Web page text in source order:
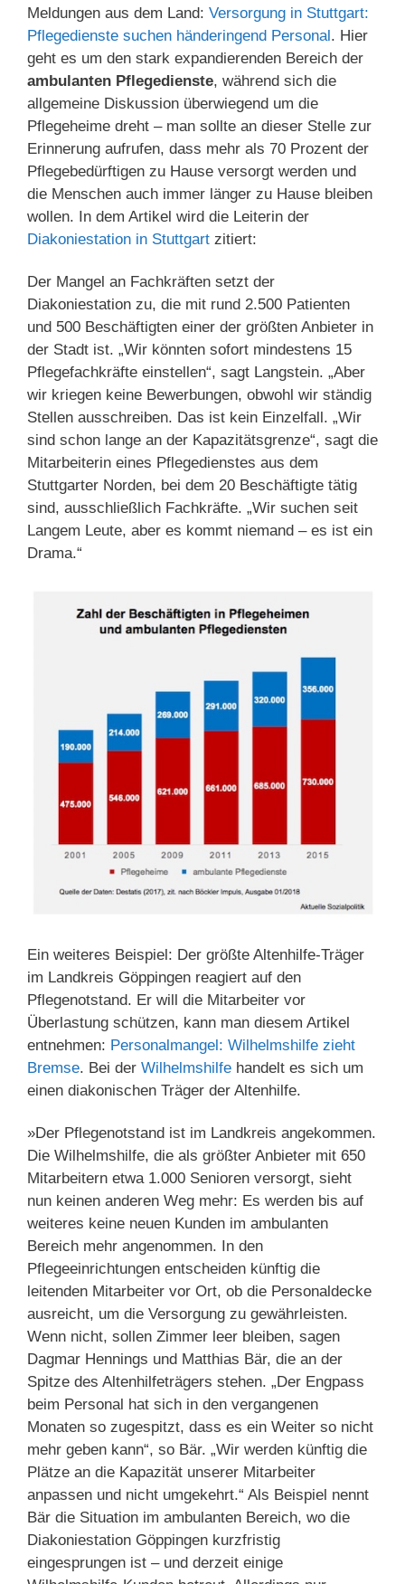
Meldungen aus dem Land: Versorgung in Stuttgart:
Pflegedienste suchen händeringend Personal. Hier
geht es um den stark expandierenden Bereich der
ambulanten Pflegedienste, während sich die
allgemeine Diskussion überwiegend um die
Pflegeheime dreht – man sollte an dieser Stelle zur
Erinnerung aufrufen, dass mehr als 70 Prozent der
Pflegebedürftigen zu Hause versorgt werden und
die Menschen auch immer länger zu Hause bleiben
wollen. In dem Artikel wird die Leiterin der
Diakoniestation in Stuttgart zitiert:
Der Mangel an Fachkräften setzt der
Diakoniestation zu, die mit rund 2.500 Patienten
und 500 Beschäftigten einer der größten Anbieter in
der Stadt ist. „Wir könnten sofort mindestens 15
Pflegefachkräfte einstellen“, sagt Langstein. „Aber
wir kriegen keine Bewerbungen, obwohl wir ständig
Stellen ausschreiben. Das ist kein Einzelfall. „Wir
sind schon lange an der Kapazitätsgrenze“, sagt die
Mitarbeiterin eines Pflegedienstes aus dem
Stuttgarter Norden, bei dem 20 Beschäftigte tätig
sind, ausschließlich Fachkräfte. „Wir suchen seit
Langem Leute, aber es kommt niemand – es ist ein
Drama.“
Ein weiteres Beispiel: Der größte Altenhilfe-Träger
im Landkreis Göppingen reagiert auf den
Pflegenotstand. Er will die Mitarbeiter vor
Überlastung schützen, kann man diesem Artikel
entnehmen: Personalmangel: Wilhelmshilfe zieht
Bremse. Bei der Wilhelmshilfe handelt es sich um
einen diakonischen Träger der Altenhilfe.
»Der Pflegenotstand ist im Landkreis angekommen.
Die Wilhelmshilfe, die als größter Anbieter mit 650
Mitarbeitern etwa 1.000 Senioren versorgt, sieht
nun keinen anderen Weg mehr: Es werden bis auf
weiteres keine neuen Kunden im ambulanten
Bereich mehr angenommen. In den
Pflegeeinrichtungen entscheiden künftig die
leitenden Mitarbeiter vor Ort, ob die Personaldecke
ausreicht, um die Versorgung zu gewährleisten.
Wenn nicht, sollen Zimmer leer bleiben, sagen
Dagmar Hennings und Matthias Bär, die an der
Spitze des Altenhilfeträgers stehen. „Der Engpass
beim Personal hat sich in den vergangenen
Monaten so zugespitzt, dass es ein Weiter so nicht
mehr geben kann“, so Bär. „Wir werden künftig die
Plätze an die Kapazität unserer Mitarbeiter
anpassen und nicht umgekehrt.“ Als Beispiel nennt
Bär die Situation im ambulanten Bereich, wo die
Diakoniestation Göppingen kurzfristig
eingesprungen ist – und derzeit einige